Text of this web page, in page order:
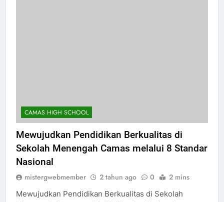
CAMAS HIGH SCHOOL
Mewujudkan Pendidikan Berkualitas di
Sekolah Menengah Camas melalui 8 Standar
Nasional
mistergwebmember 2 tahun ago 0 2 mins
Mewujudkan Pendidikan Berkualitas di Sekolah